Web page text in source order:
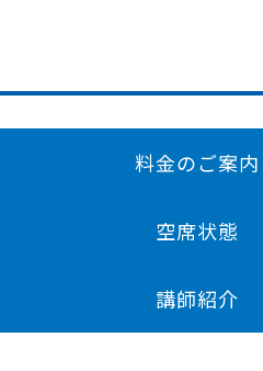
料金のご案内
空席状態
講師紹介